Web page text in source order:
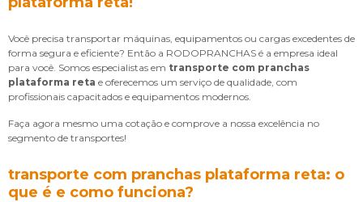
Você precisa transportar máquinas, equipamentos ou cargas excedentes de
forma segura e eficiente? Então a RODOPRANCHAS é a empresa ideal
para você. Somos especialistas em transporte com pranchas
plataforma reta e oferecemos um serviço de qualidade, com
profissionais capacitados e equipamentos modernos.
Faça agora mesmo uma cotação e comprove a nossa excelência no
segmento de transportes!
transporte com pranchas plataforma reta: o
que é e como funciona?